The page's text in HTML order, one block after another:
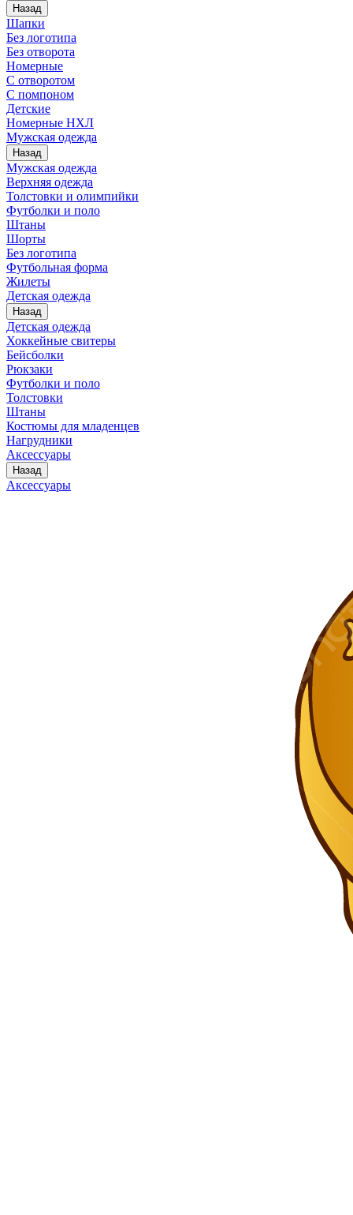
Назад
Шапки
Без логотипа
Без отворота
Номерные
С отворотом
С помпоном
Детские
Номерные НХЛ
Мужская одежда
Назад
Мужская одежда
Верхняя одежда
Толстовки и олимпийки
Футболки и поло
Штаны
Шорты
Без логотипа
Футбольная форма
Жилеты
Детская одежда
Назад
Детская одежда
Хоккейные свитеры
Бейсболки
Рюкзаки
Футболки и поло
Толстовки
Штаны
Костюмы для младенцев
Нагрудники
Аксессуары
Назад
Аксессуары